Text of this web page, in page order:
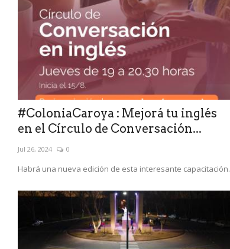
#ColoniaCaroya : Mejorá tu inglés
en el Círculo de Conversación...
Jul 26, 2024 0
Habrá una nueva edición de esta interesante capacitación.